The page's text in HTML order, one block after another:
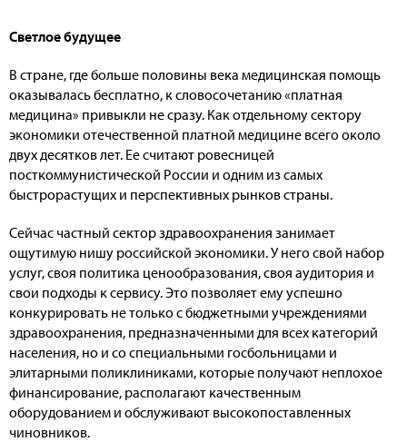
Светлое будущее
В стране, где больше половины века медицинская помощь
оказывалась бесплатно, к словосочетанию «платная
медицина» привыкли не сразу. Как отдельному сектору
экономики отечественной платной медицине всего около
двух десятков лет. Ее считают ровесницей
посткоммунистической России и одним из самых
быстрорастущих и перспективных рынков страны.
Сейчас частный сектор здравоохранения занимает
ощутимую нишу российской экономики. У него свой набор
услуг, своя политика ценообразования, своя аудитория и
свои подходы к сервису. Это позволяет ему успешно
конкурировать не только с бюджетными учреждениями
здравоохранения, предназначенными для всех категорий
населения, но и со специальными госбольницами и
элитарными поликлиниками, которые получают неплохое
финансирование, располагают качественным
оборудованием и обслуживают высокопоставленных
чиновников.